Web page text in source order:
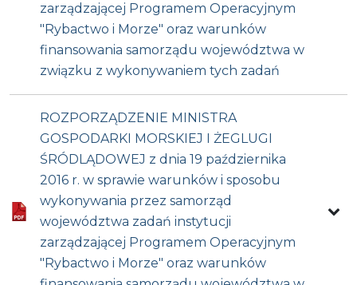
zarządzającej Programem Operacyjnym
"Rybactwo i Morze" oraz warunków
finansowania samorządu województwa w
związku z wykonywaniem tych zadań
ROZPORZĄDZENIE MINISTRA
GOSPODARKI MORSKIEJ I ŻEGLUGI
ŚRÓDLĄDOWEJ z dnia 19 października
2016 r. w sprawie warunków i sposobu
wykonywania przez samorząd
województwa zadań instytucji
zarządzającej Programem Operacyjnym
"Rybactwo i Morze" oraz warunków